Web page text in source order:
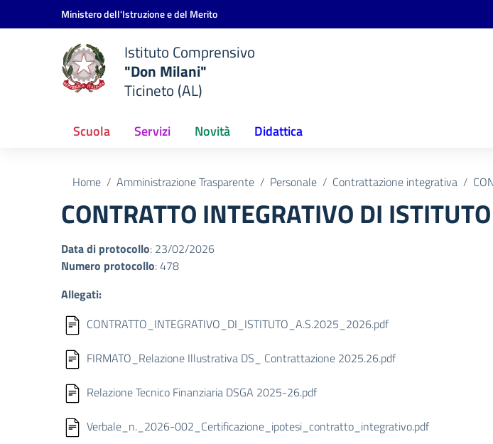
Vai ai contenuti
Vai al menu di navigazioneMinistero dell'Istruzione e del Merito
Istituto Comprensivo
"Don Milani"
Ticineto (AL)
Scuola Servizi Novità Didattica
Home Amministrazione Trasparente Personale Contrattazione integrativa
CONTRATTO INTEGRATIVO DI
Data di protocollo: 23/02/2026
Numero protocollo: 478
Allegati:
CONTRATTO_INTEGRATIVO_DI_ISTITUTO_A.S.2025_2026.pdf
FIRMATO_Relazione Illustrativa DS_ Contrattazione 2025.26.pdf
Relazione Tecnico Finanziaria DSGA 2025-26.pdf
Verbale_n._2026-002_Certificazione_ipotesi_contratto_integrativo.pdf